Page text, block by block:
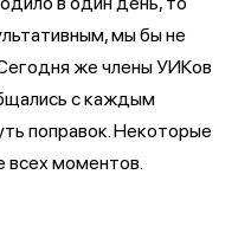
мы бы не
же члены УИКов
с каждым
поправок. Некоторые
всех моментов.